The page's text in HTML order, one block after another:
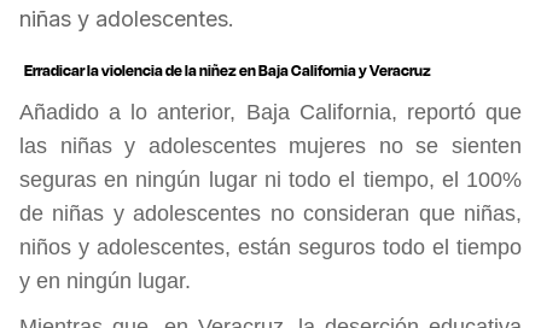
niñas y adolescentes.
Erradicar la violencia de la niñez en Baja California y Veracruz
Añadido a lo anterior, Baja California, reportó que
las niñas y adolescentes mujeres no se sienten
seguras en ningún lugar ni todo el tiempo, el 100%
de niñas y adolescentes no consideran que niñas,
niños y adolescentes, están seguros todo el tiempo
y en ningún lugar.